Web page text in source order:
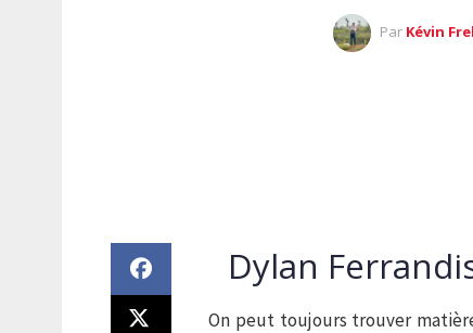
Par Kévin
Dylan
On peut toujours trouver